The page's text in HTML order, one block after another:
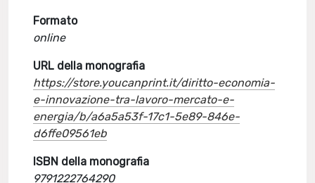
Formato
online
URL della monografia
https://store.youcanprint.it/diritto-economia-
e-innovazione-tra-lavoro-mercato-e-
energia/b/a6a5a53f-17c1-5e89-846e-
d6ffe09561eb
ISBN della monografia
9791222764290